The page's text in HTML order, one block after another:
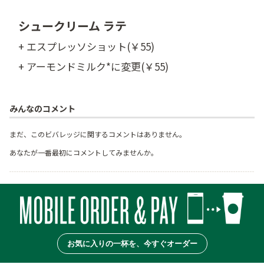
シュークリーム ラテ
+ エスプレッソショット(￥55)
+ アーモンドミルク*に変更(￥55)
みんなのコメント
まだ、このビバレッジに関するコメントはありません。
あなたが一番最初にコメントしてみませんか。
お気に入りの一杯を、今すぐオーダー